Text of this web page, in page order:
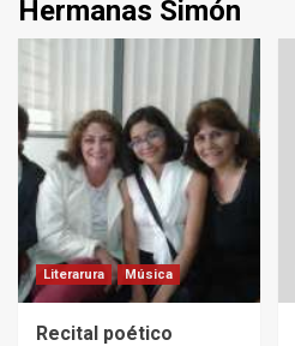
Hermanas Simón
Literarura Música
Recital poético